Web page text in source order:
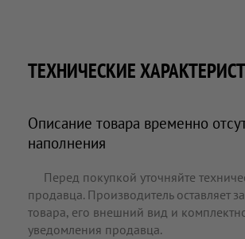
ТЕХНИЧЕСКИЕ
Описание товара временно
наполнения
Перед покупкой уточняйте
продавца. Производитель оставляет
товара, его внешний вид и
уведомления продавца.